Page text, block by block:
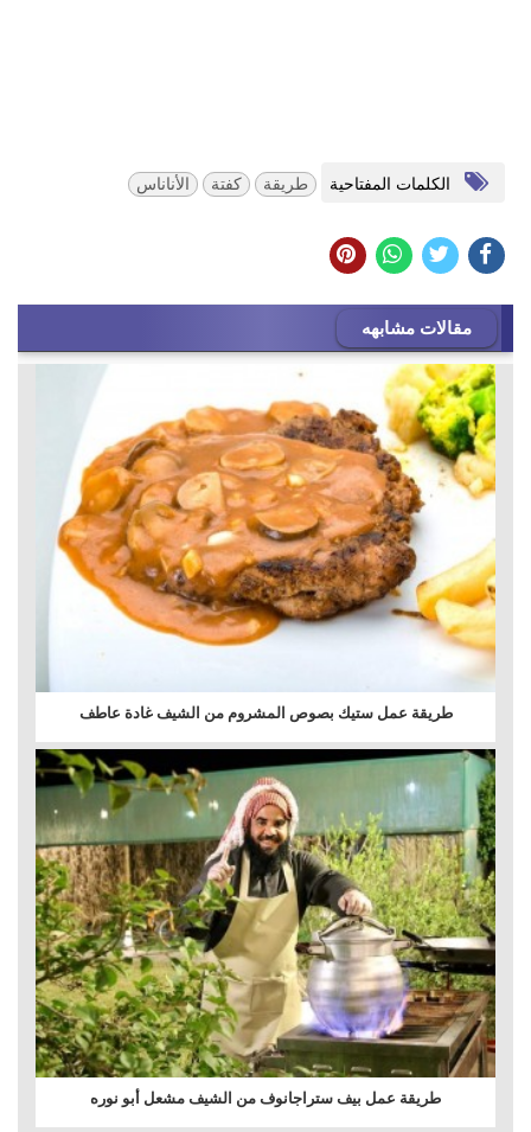
الكلمات المفتاحية طريقة كفتة الأناناس
مقالات مشابهه
طريقة عمل ستيك بصوص المشروم من الشيف غادة عاطف
طريقة عمل بيف ستراجانوف من الشيف مشعل أبو نوره